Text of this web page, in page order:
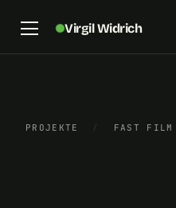
Virgil Widrich
PROJEKTE / FAST FILM